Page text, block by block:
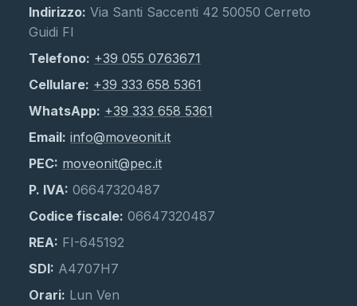
Indirizzo: Via Santi Saccenti 42 50050 Cerreto
Guidi FI
Telefono: +39 055 0763671
Cellulare: +39 333 658 5361
WhatsApp: +39 333 658 5361
Email: info@moveonit.it
PEC: moveonit@pec.it
P. IVA: 06647320487
Codice fiscale: 06647320487
REA: FI-645192
SDI: A4707H7
Orari: Lun Ven